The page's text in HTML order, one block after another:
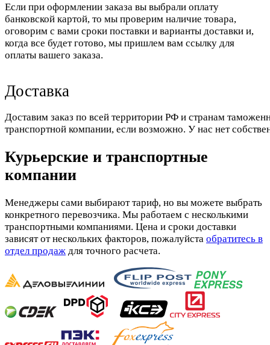
Если при оформлении заказа вы выбрали оплату
банковской картой, то мы проверим наличие товара,
оговорим с вами сроки поставки и варианты доставки и,
когда все будет готово, мы пришлем вам ссылку для
оплаты вашего заказа.
Доставка
Доставим заказ по всей территории РФ и странам
транспортной компании, если возможно. У нас нет
Курьерские и транспортные
компании
Менеджеры сами выбирают тариф, но вы можете выбрать
конкретного перевозчика. Мы работаем с несколькими
транспортными компаниями. Цена и сроки доставки
зависят от нескольких факторов, пожалуйста обратитесь в
отдел продаж для точного расчета.